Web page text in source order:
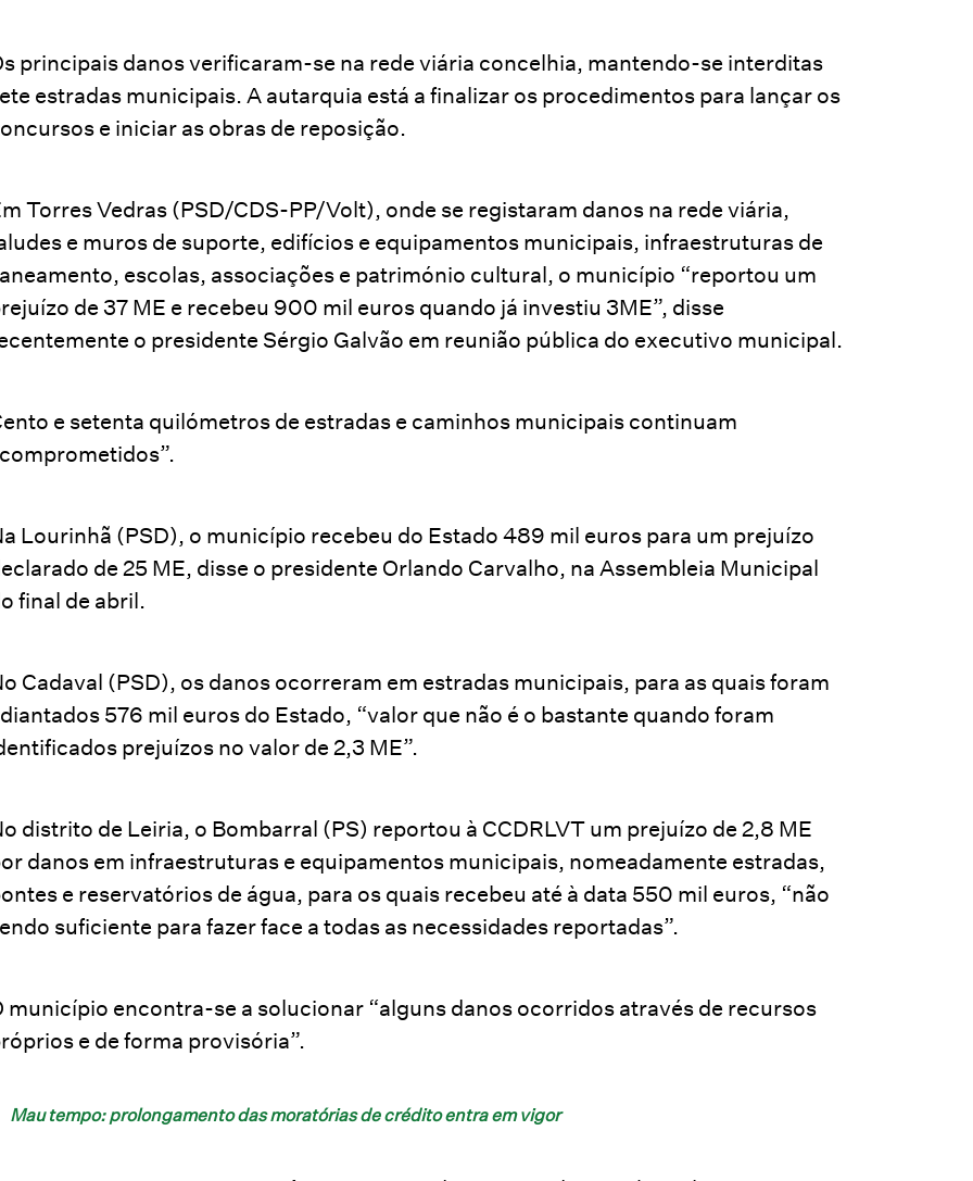
principais danos verificaram-se na rede viária concelhia, mantendo-se interditas
estradas municipais. A autarquia está a finalizar os procedimentos para lançar os
e iniciar as obras de reposição.
Torres Vedras (PSD/CDS-PP/Volt), onde se registaram danos na rede viária,
e muros de suporte, edifícios e equipamentos municipais, infraestruturas de
escolas, associações e património cultural, o município “reportou um
de 37 ME e recebeu 900 mil euros quando já investiu 3ME”, disse
o presidente Sérgio Galvão em reunião pública do executivo municipal.
e setenta quilómetros de estradas e caminhos municipais continuam
Lourinhã (PSD), o município recebeu do Estado 489 mil euros para um prejuízo
de 25 ME, disse o presidente Orlando Carvalho, na Assembleia Municipal
final de abril.
Cadaval (PSD), os danos ocorreram em estradas municipais, para as quais foram
576 mil euros do Estado, “valor que não é o bastante quando foram
prejuízos no valor de 2,3 ME”.
distrito de Leiria, o Bombarral (PS) reportou à CCDRLVT um prejuízo de 2,8 ME
danos em infraestruturas e equipamentos municipais, nomeadamente estradas,
e reservatórios de água, para os quais recebeu até à data 550 mil euros, “não
suficiente para fazer face a todas as necessidades reportadas”.
município encontra-se a solucionar “alguns danos ocorridos através de recursos
e de forma provisória”.
Mau tempo: prolongamento das moratórias de crédito entra em vigor